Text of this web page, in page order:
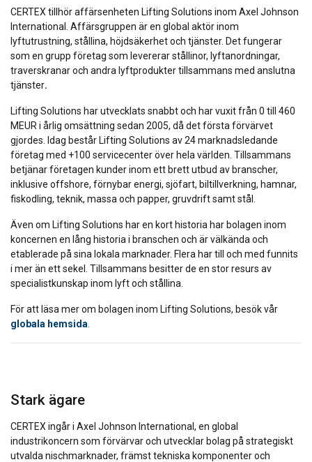
CERTEX tillhör affärsenheten Lifting Solutions inom Axel Johnson
International. Affärsgruppen är en global aktör inom
lyftutrustning, stållina, höjdsäkerhet och tjänster. Det fungerar
som en grupp företag som levererar stållinor, lyftanordningar,
traverskranar och andra lyftprodukter tillsammans med anslutna
tjänster.
Lifting Solutions har utvecklats snabbt och har vuxit från 0 till 460
MEUR i årlig omsättning sedan 2005, då det första förvärvet
gjordes. Idag består Lifting Solutions av 24 marknadsledande
företag med +100 servicecenter över hela världen. Tillsammans
betjänar företagen kunder inom ett brett utbud av branscher,
inklusive offshore, förnybar energi, sjöfart, biltillverkning, hamnar,
fiskodling, teknik, massa och papper, gruvdrift samt stål.
Även om Lifting Solutions har en kort historia har bolagen inom
koncernen en lång historia i branschen och är välkända och
etablerade på sina lokala marknader. Flera har till och med funnits
i mer än ett sekel. Tillsammans besitter de en stor resurs av
specialistkunskap inom lyft och stållina.
För att läsa mer om bolagen inom Lifting Solutions, besök vår
globala hemsida
Stark ägare
CERTEX ingår i Axel Johnson International, en global
industrikoncern som förvärvar och utvecklar bolag på strategiskt
utvalda nischmarknader, främst tekniska komponenter och